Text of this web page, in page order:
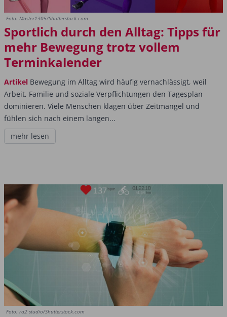
Foto: Master1305/Shutterstock.com
Sportlich durch den Alltag: Tipps für
mehr Bewegung trotz vollem
Terminkalender
Artikel Bewegung im Alltag wird häufig vernachlässigt, weil
Arbeit, Familie und soziale Verpflichtungen den Tagesplan
dominieren. Viele Menschen klagen über Zeitmangel und
fühlen sich nach einem langen...
mehr lesen
Foto: ra2 studio/Shutterstock.com